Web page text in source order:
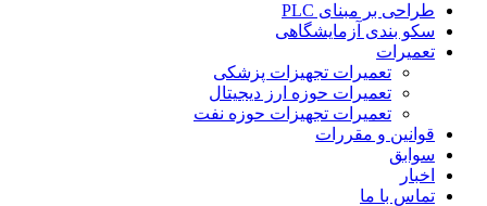
طراحی بر مبنای PLC
سکو بندی آزمایشگاهی
تعمیرات
تعمیرات تجهیزات پزشکی
تعمیرات حوزه ارز دیجیتال
تعمیرات تجهیزات حوزه نفت
قوانین و مقررات
سوابق
اخبار
تماس با ما